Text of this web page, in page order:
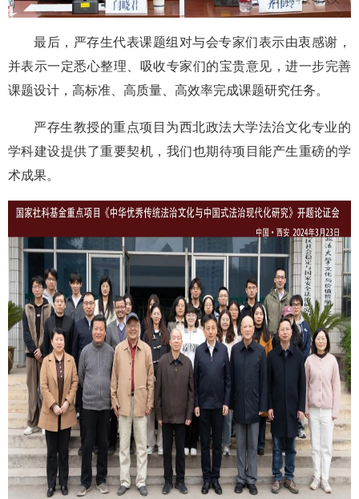
最后，严存生代表课题组对与会专家们表示由衷感谢，
并表示一定悉心整理、吸收专家们的宝贵意见，进一步完善
课题设计，高标准、高质量、高效率完成课题研究任务。
严存生教授的重点项目为西北政法大学法治文化专业的
学科建设提供了重要契机，我们也期待项目能产生重磅的学
术成果。